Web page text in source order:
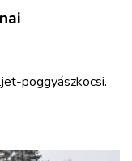
poggyászkocsi.